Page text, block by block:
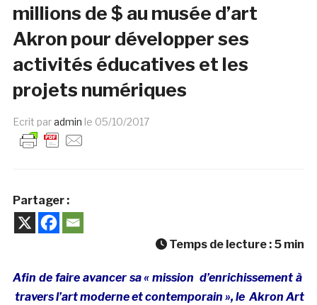
millions de $ au musée d’art
Akron pour développer ses
activités éducatives et les
projets numériques
Ecrit paradmin le 05/10/2017
Partager :
Temps de lecture : 5 min
Afin de faire avancer sa « mission d’enrichissement à
travers l’art moderne et contemporain », le Akron Art